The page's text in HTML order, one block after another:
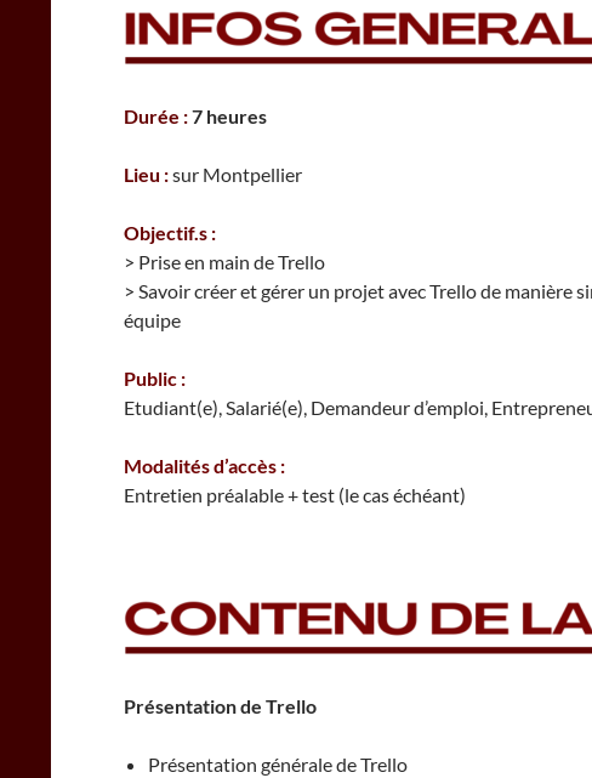
Durée :7 heures
Lieu :sur Montpellier
Objectif.s :
> Prise en main de Trello
> Savoir créer et gérer un projet avec Trello de manière
équipe
Public :
Etudiant(e), Salarié(e), Demandeur d’emploi,
Modalités d’accès :
Entretien préalable + test (le cas échéant)
Présentation de Trello
Présentation générale de Trello